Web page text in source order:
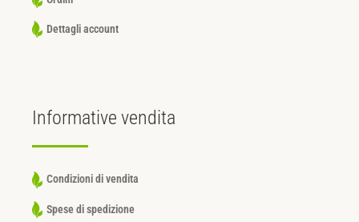
Dettagli account
Informative vendita
Condizioni di vendita
Spese di spedizione